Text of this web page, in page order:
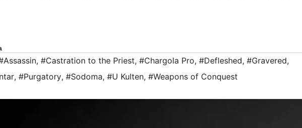
, #Castration to the Priest, #Chargola Pro, #Defleshed, #Gravered,
, #Purgatory, #Sodoma, #U Kulten, #Weapons of Conquest